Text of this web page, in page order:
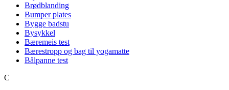
Brødblanding
Bumper plates
Bygge badstu
Bysykkel
Bæremeis test
Bærestropp og bag til yogamatte
Bålpanne test
C